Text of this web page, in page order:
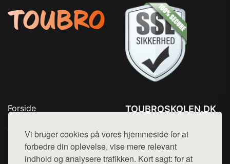
Vi bruger cookies på vores hjemmeside for at
forbedre din oplevelse, vise mere relevant
indhold og analysere trafikken. Kort sagt: for at
Forside
Top Rabatter
Blog
Kontakt
TOUBROSKOLEN.DK
Mail: hej@want.dk